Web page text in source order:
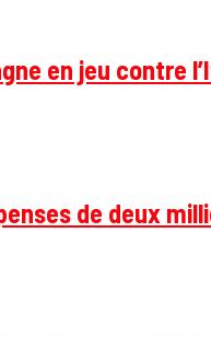
en jeu contre
de deux